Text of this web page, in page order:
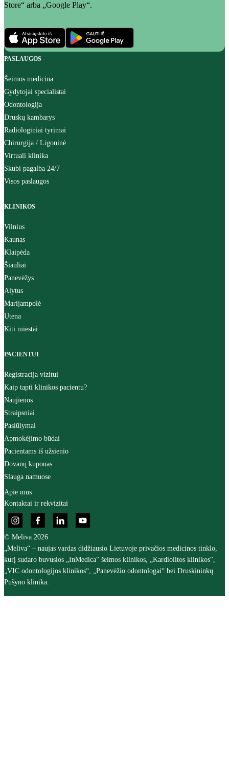
Store“ arba „Google Play“.
PASLAUGOS
Šeimos medicina
Gydytojai specialistai
Odontologija
Druskų kambarys
Radiologiniai tyrimai
Chirurgija / Ligoninė
Virtuali klinika
Skubi pagalba 24/7
Visos paslaugos
KLINIKOS
Vilnius
Kaunas
Klaipėda
Šiauliai
Panevėžys
Alytus
Marijampolė
Utena
Kiti miestai
PACIENTUI
Registracija vizitui
Kaip tapti klinikos pacientu?
Naujienos
Straipsniai
Pasiūlymai
Apmokėjimo būdai
Pacientams iš užsienio
Dovanų kuponas
Slauga namuose
Apie mus
Kontaktai ir rekvizitai
© Meliva 2026
„Meliva“ – naujas vardas didžiausio Lietuvoje privačios medicinos tinklo,
kurį sudaro buvusios „InMedica“ šeimos klinikos, „Kardiolitos klinikos“,
„VIC odontologijos klinikos“, „Panevėžio odontologai“ bei Druskininkų
Pušyno klinika.